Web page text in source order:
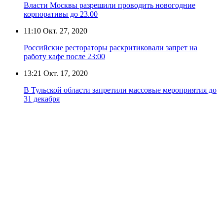
Власти Москвы разрешили проводить новогодние
корпоративы до 23.00
11:10 Окт. 27, 2020
Российские рестораторы раскритиковали запрет на
работу кафе после 23:00
13:21 Окт. 17, 2020
В Тульской области запретили массовые мероприятия до
31 декабря